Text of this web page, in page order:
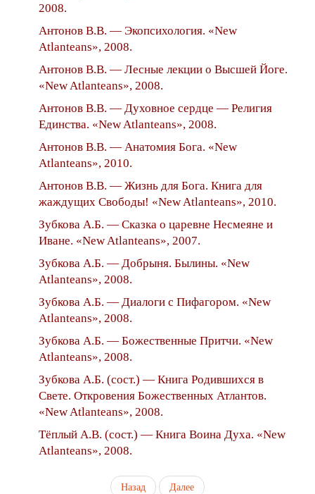
2008.
Антонов В.В. — Экопсихология. «New
Atlanteans», 2008.
Антонов В.В. — Лесные лекции о Высшей Йоге.
«New Atlanteans», 2008.
Антонов В.В. — Духовное сердце — Религия
Единства. «New Atlanteans», 2008.
Антонов В.В. — Анатомия Бога. «New
Atlanteans», 2010.
Антонов В.В. — Жизнь для Бога. Книга для
жаждущих Свободы! «New Atlanteans», 2010.
Зубкова А.Б. — Сказка о царевне Несмеяне и
Иване. «New Atlanteans», 2007.
Зубкова А.Б. — Добрыня. Былины. «New
Atlanteans», 2008.
Зубкова А.Б. — Диалоги с Пифагором. «New
Atlanteans», 2008.
Зубкова А.Б. — Божественные Притчи. «New
Atlanteans», 2008.
Зубкова А.Б. (сост.) — Книга Родившихся в
Свете. Откровения Божественных Атлантов.
«New Atlanteans», 2008.
Тёплый А.В. (сост.) — Книга Воина Духа. «New
Atlanteans», 2008.
Назад Далее